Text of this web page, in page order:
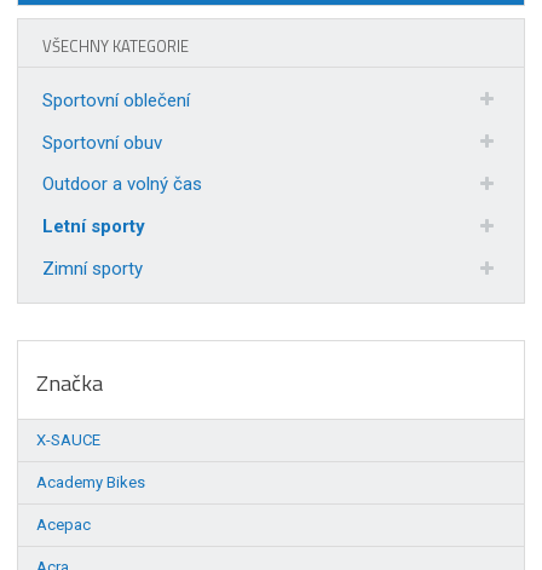
t
VŠECHNY KATEGORIE
Sportovní oblečení
Sportovní obuv
Outdoor a volný čas
Letní sporty
Zimní sporty
Značka
X-SAUCE
Academy Bikes
Acepac